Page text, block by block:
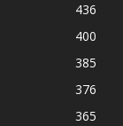
436
400
385
376
365